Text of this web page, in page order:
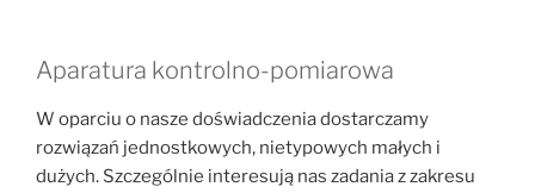
Aparatura kontrolno-pomiarowa
W oparciu o nasze doświadczenia dostarczamy
rozwiązań jednostkowych, nietypowych małych i
dużych. Szczególnie interesują nas zadania z zakresu